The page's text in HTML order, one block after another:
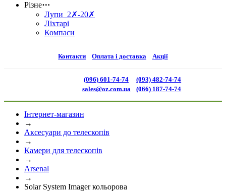
Різне⋯
Лупи 2✗-20✗
Ліхтарі
Компаси
Контакти Оплата і доставка Акції
(096) 601-74-74
sales@oz.com.ua
(093) 482-74-74
(066) 187-74-74
Інтернет-магазин
→
Аксесуари до телескопів
→
Камери для телескопів
→
Arsenal
→
Solar System Imager кольорова